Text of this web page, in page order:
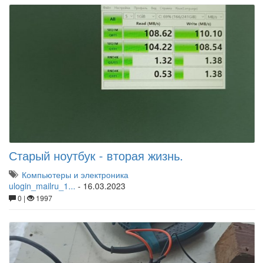
Старый ноутбук - вторая жизнь.
Компьютеры и электроника
ulogin_mailru_1... - 16.03.2023
0 | 1997